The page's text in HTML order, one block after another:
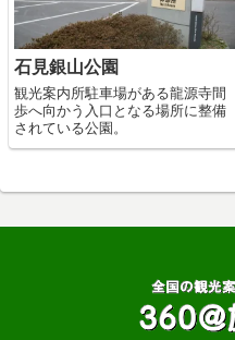
石見銀山公園
観光案内所駐車場がある龍源寺間
歩へ向かう入口となる場所に整備
されている公園。